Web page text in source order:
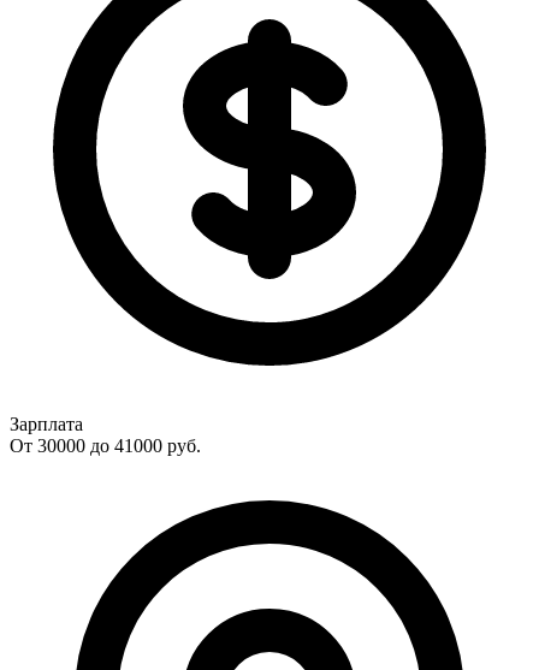
Зарплата
От 30000 до 41000 руб.